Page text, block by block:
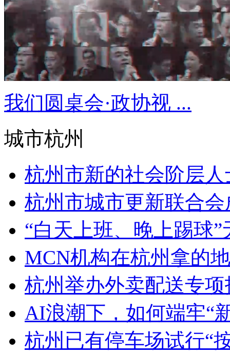
我们圆桌会·政协视 ...
城市杭州
杭州市新的社会阶层人
杭州市城市更新联合会
“白天上班、晚上踢球”
MCN机构在杭州拿的
杭州举办外卖配送专
AI浪潮下，如何端牢“
杭州已有停车场试行“